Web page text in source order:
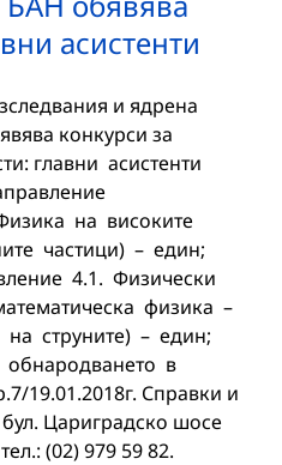
асистенти
и ядрена
конкурси за
главни асистенти
на високите
частици) – един;
4.1. Физически
физика –
струните) – един;
в
19.01.2018г. Справки и
Цариградско шосе
(02) 979 59 82.